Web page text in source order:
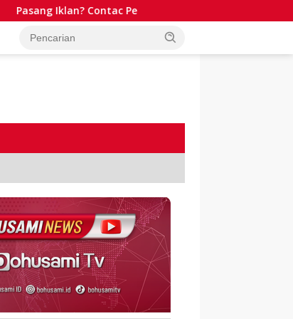
Pasang Iklan? Contac Person WA: 081341511701